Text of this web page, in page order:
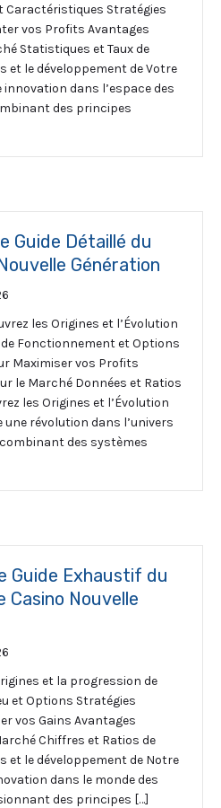
Caractéristiques Stratégies
vos Profits Avantages
Statistiques et Taux de
et le développement de Votre
innovation dans l’espace des
des principes
Guide Détaillé du
Génération
les Origines et l’Évolution
de Fonctionnement et Options
Maximiser vos Profits
le Marché Données et Ratios
les Origines et l’Évolution
une révolution dans l’univers
des systèmes
Guide Exhaustif du
Casino Nouvelle
et la progression de
et Options Stratégies
vos Gains Avantages
Chiffres et Ratios de
et le développement de Notre
dans le monde des
des principes […]